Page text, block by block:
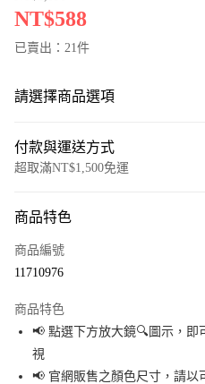
NT$588
已賣出：21件
請選擇商品選項
付款與運送方式
超取滿NT$1,500免運
信用卡一次付款
Apple Pay
街口支付
商品特色
商品編號
11710976
商品特色
📢 點選下方放大鏡🔍圖示，即
視
📢 官網販售之顏色尺寸，請以